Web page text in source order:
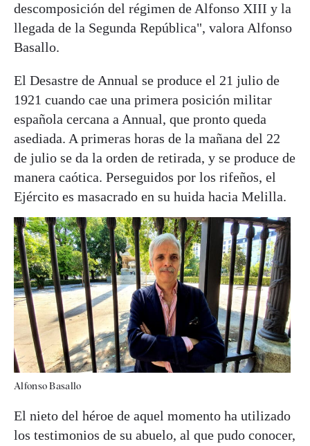
descomposición del régimen de Alfonso XIII y la
llegada de la Segunda República", valora Alfonso
Basallo.
El Desastre de Annual se produce el 21 julio de
1921 cuando cae una primera posición militar
española cercana a Annual, que pronto queda
asediada. A primeras horas de la mañana del 22
de julio se da la orden de retirada, y se produce de
manera caótica. Perseguidos por los rifeños, el
Ejército es masacrado en su huida hacia Melilla.
Alfonso Basallo
El nieto del héroe de aquel momento ha utilizado
los testimonios de su abuelo, al que pudo conocer,